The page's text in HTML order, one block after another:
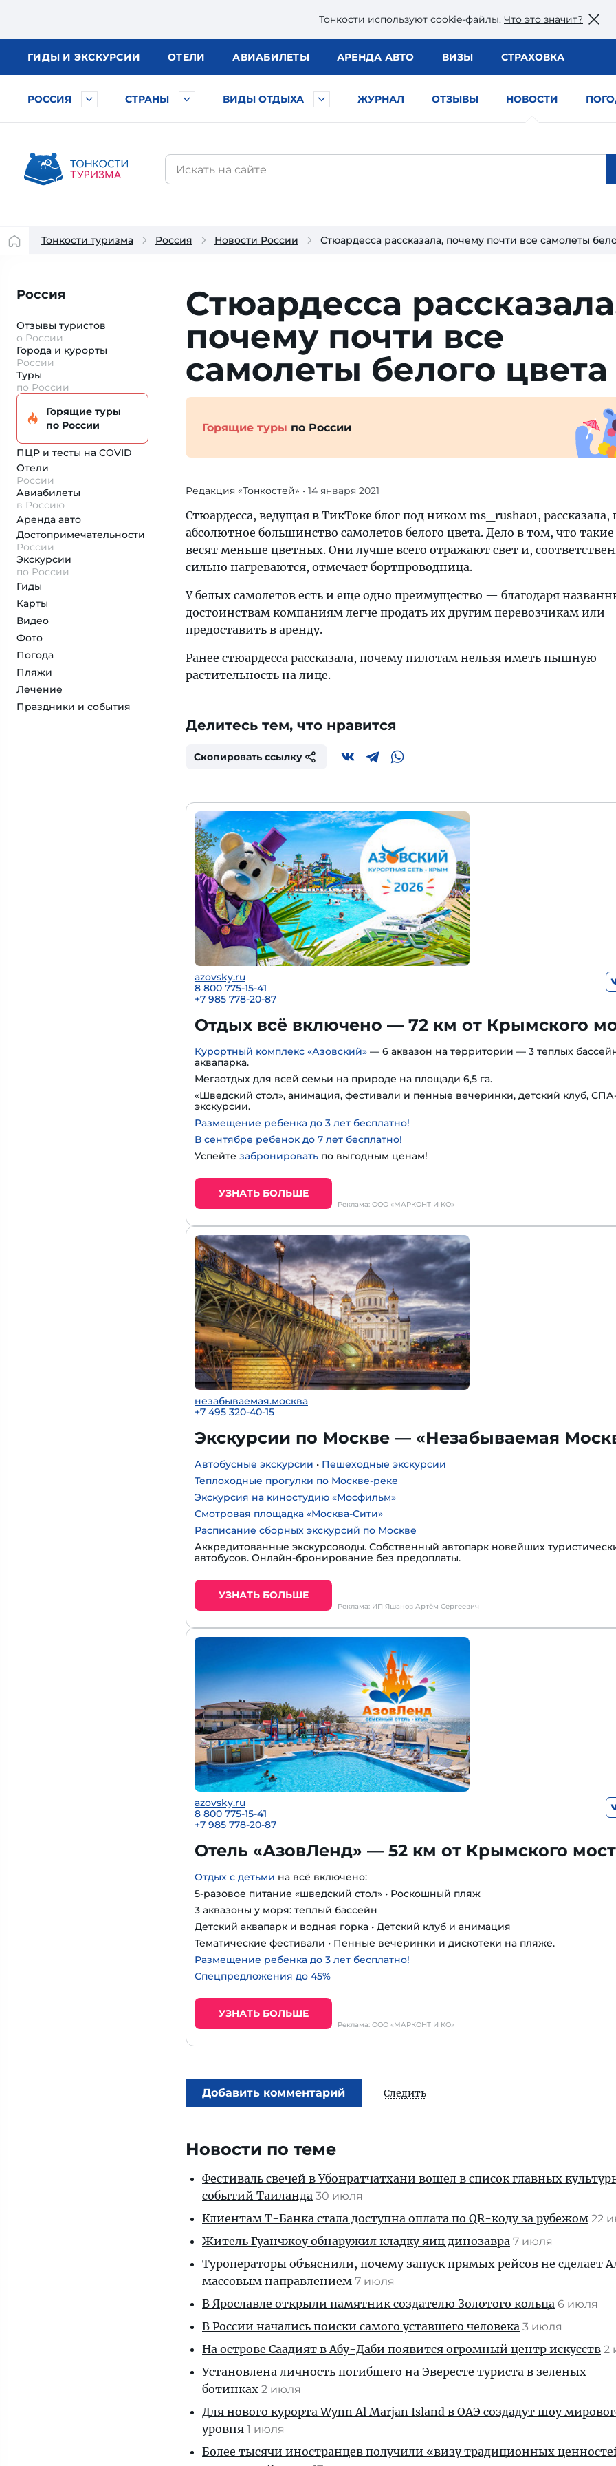
Тонкости используют сookie-файлы. Что это значит?
ГИДЫ И ЭКСКУРСИИ ОТЕЛИ АВИАБИЛЕТЫ АРЕНДА АВТО ВИЗЫ СТРАХОВКА
РОССИЯ СТРАНЫ ВИДЫ ОТДЫХА ЖУРНАЛ ОТЗЫВЫ НОВОСТИ
Тонкости туризма Россия Новости России Стюардесса рассказала, почему почти все самолеты
Россия
Отзывы туристов
о России
Города и курорты
России
Туры
по России
Горящие туры
по России
ПЦР и тесты на COVID
Отели
России
Авиабилеты
в Россию
Аренда авто
Достопримеча­тельности
России
Экскурсии
по России
Гиды
Карты
Видео
Фото
Погода
Пляжи
Лечение
Праздники и события
Стюардесса
почему почти все
самолеты белого цвета
Горящие туры по России
Редакция «Тонкостей» • 14 января 2021
Стюардесса, ведущая в ТикТоке блог под ником ms_rusha01, рассказала,
абсолютное большинство самолетов белого цвета. Дело в том, что
весят меньше цветных. Они лучше всего отражают свет и,
сильно нагреваются, отмечает бортпроводница.
У белых самолетов есть и еще одно преимущество — благодаря
достоинствам компаниям легче продать их другим перевозчикам или
предоставить в аренду.
Ранее стюардесса рассказала, почему пилотам нельзя иметь пышную
растительность на лице.
Делитесь тем, что нравится
Скопировать ссылку
azovsky.ru
8 800 775-15-41
+7 985 778-20-87
Отдых всё включено — 72 км от Крымского
Курортный комплекс «Азовский» — 6 аквазон на территории — 3 теплых
аквапарка.
Мегаотдых для всей семьи на природе на площади 6,5 га.
«Шведский стол», анимация, фестивали и пенные вечеринки, детский клуб,
экскурсии.
Размещение ребенка до 3 лет бесплатно!
В сентябре ребенок до 7 лет бесплатно!
Успейте забронировать по выгодным ценам!
УЗНАТЬ БОЛЬШЕ
Реклама: ООО «МАРКОНТ И КО»
незабываемая.москва
+7 495 320-40-15
Экскурсии по Москве — «Незабываемая
Автобусные экскурсии • Пешеходные экскурсии
Теплоходные прогулки по Москве-реке
Экскурсия на киностудию «Мосфильм»
Смотровая площадка «Москва-Сити»
Расписание сборных экскурсий по Москве
Аккредитованные экскурсоводы. Собственный автопарк новейших
автобусов. Онлайн-бронирование без предоплаты.
УЗНАТЬ БОЛЬШЕ
Реклама: ИП Яшанов Артём Сергеевич
azovsky.ru
8 800 775-15-41
+7 985 778-20-87
Отель «АзовЛенд» — 52 км от Крымского
Отдых с детьми на всё включено:
5-разовое питание «шведский стол» • Роскошный пляж
3 аквазоны у моря: теплый бассейн
Детский аквапарк и водная горка • Детский клуб и анимация
Тематические фестивали • Пенные вечеринки и дискотеки на пляже.
Размещение ребенка до 3 лет бесплатно!
Спецпредложения до 45%
УЗНАТЬ БОЛЬШЕ
Реклама: ООО «МАРКОНТ И КО»
Добавить комментарий Следить
Новости по теме
Фестиваль свечей в Убонратчатхани вошел в список главных
событий Таиланда 30 июля
Клиентам T-Банка стала доступна оплата по QR-коду за рубежом 22
Житель Гуанчжоу обнаружил кладку яиц динозавра 7 июля
Туроператоры объяснили, почему запуск прямых рейсов не сделает
массовым направлением 7 июля
В Ярославле открыли памятник создателю Золотого кольца 6 июля
В России начались поиски самого уставшего человека 3 июля
На острове Саадият в Абу-Даби появится огромный центр искусств 2
Установлена личность погибшего на Эвересте туриста в зеленых
ботинках 2 июля
Для нового курорта Wynn Al Marjan Island в ОАЭ создадут шоу
уровня 1 июля
Более тысячи иностранцев получили «визу традиционных